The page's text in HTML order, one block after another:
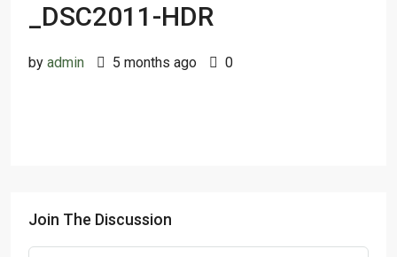
_DSC2011-HDR
by admin 5 months ago 0
Join The Discussion